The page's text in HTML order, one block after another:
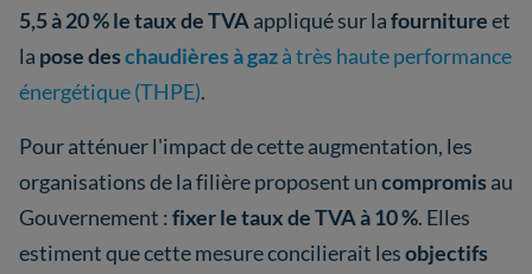
5,5 à 20 % le taux de TVA appliqué sur lafournitureet
la pose deschaudières à gazà très haute performance
énergétique (THPE).
Pour atténuer l'impact de cette augmentation, les
organisations de la filière proposent uncompromis au
Gouvernement :fixer le taux de TVA à 10 %. Elles
estiment que cette mesure concilierait lesobjectifs